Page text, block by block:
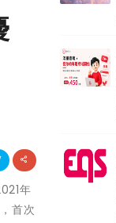
年
首次